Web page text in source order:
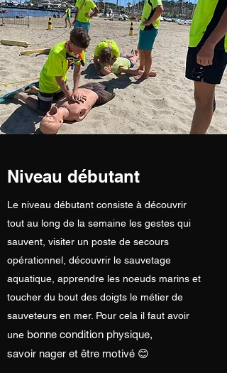
Niveau débutant
Le niveau débutant consiste à découvrir
tout au long de la semaine les gestes qui
sauvent, visiter un poste de secours
opérationnel, découvrir le sauvetage
aquatique, apprendre les noeuds marins et
toucher du bout des doigts le métier de
sauveteurs en mer. Pour cela il faut avoir
une bonne condition physique,
savoir nager et être motivé 😊